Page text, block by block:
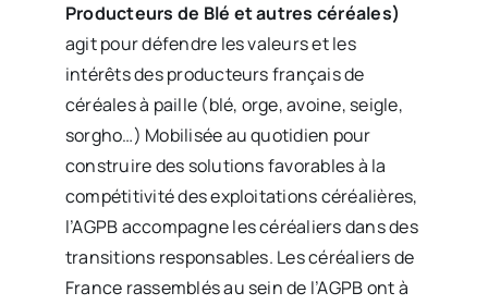
Producteurs de Blé et autres céréales)
agit pour défendre les valeurs et les
intérêts des producteurs français de
céréales à paille (blé, orge, avoine, seigle,
sorgho…) Mobilisée au quotidien pour
construire des solutions favorables à la
compétitivité des exploitations céréalières,
l’AGPB accompagne les céréaliers dans des
transitions responsables. Les céréaliers de
France rassemblés au sein de l’AGPB ont à